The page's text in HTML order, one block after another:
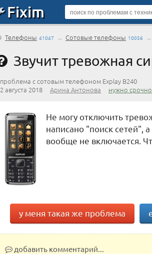
Fixim
Телефоны 41047 → Сотовые телефоны 10056 →
Звучит тревожная
проблема с сотовым телефоном Explay B240
2 августа 2018 Арина Антонова нужно
Не могу отключить
написано "поиск сетей",
вообще не включается.
у меня такая же проблема
добавить комментарий...